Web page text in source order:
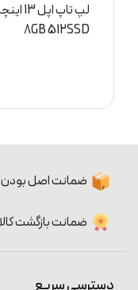
8GB 512SSD
ضمانت اصل بودن
ضمانت بازگشت کالا
دسترسی سریع